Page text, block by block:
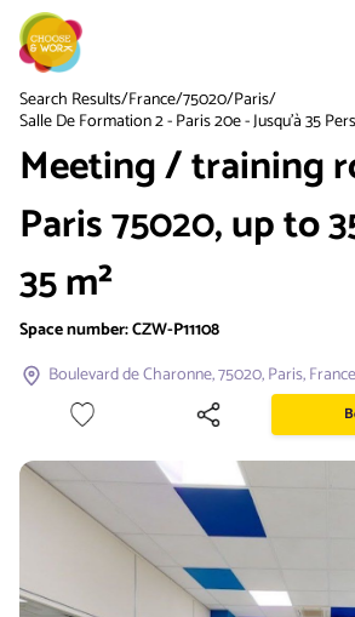
Search Results/France/75020/Paris/
Salle De Formation 2 - Paris 20e - Jusqu'à 35
Meeting / training
Paris 75020, up to
35 m²
Space number:CZW-P11108
Boulevard de Charonne, 75020, Paris, France